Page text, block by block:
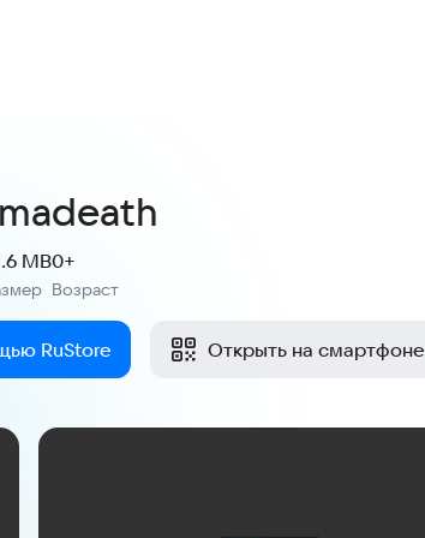
MB
Возраст
0+
RuStore Открыть на смартфоне